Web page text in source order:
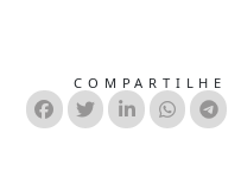
COMPARTILHE